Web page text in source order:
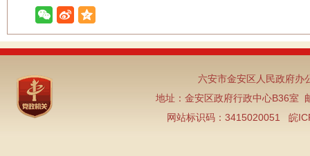
六安市金安区人民政府
地址：金安区政府行政中心B36室
网站标识码：3415020051 皖